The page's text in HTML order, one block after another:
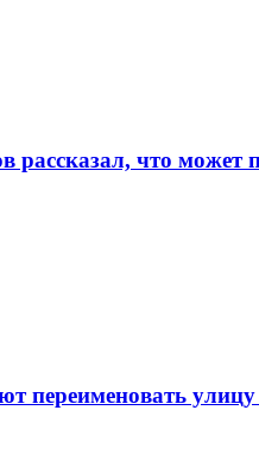
рассказал, что может
переименовать